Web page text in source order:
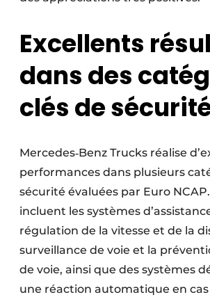
Excellents
dans des
clés de
Mercedes‑Benz Trucks réalise
performances dans plusieurs
sécurité évaluées par Euro NCAP.
incluent les systèmes
régulation de la vitesse et de la
surveillance de voie et la
de voie, ainsi que des systèmes
une réaction automatique en cas